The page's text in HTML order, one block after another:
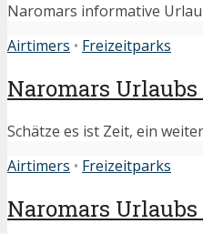
Naromars informative
Airtimers • Freizeitparks
Naromars
Schätze es ist Zeit, ein
Airtimers • Freizeitparks
Naromars Urlaubs